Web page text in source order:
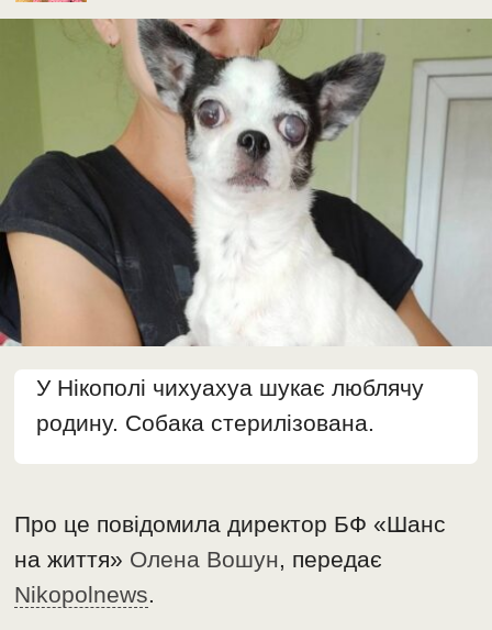
У Нікополі чихуахуа шукає люблячу
родину. Собака стерилізована.
Про це повідомила директор БФ «Шанс
на життя» Олена Вошун, передає
Nikopolnews.